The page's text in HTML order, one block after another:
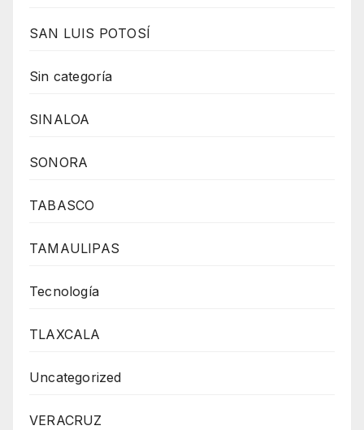
SAN LUIS POTOSÍ
Sin categoría
SINALOA
SONORA
TABASCO
TAMAULIPAS
Tecnología
TLAXCALA
Uncategorized
VERACRUZ